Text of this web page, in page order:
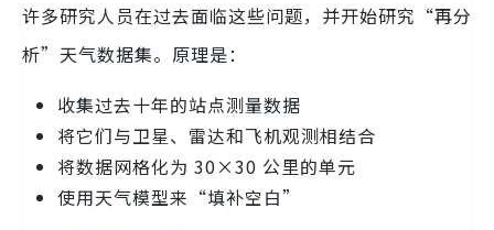
许多研究人员在过去面临这些问题，并开始研究“再分
析”天气数据集。原理是：
收集过去十年的站点测量数据
将它们与卫星、雷达和飞机观测相结合
将数据网格化为 30×30 公里的单元
使用天气模型来“填补空白”